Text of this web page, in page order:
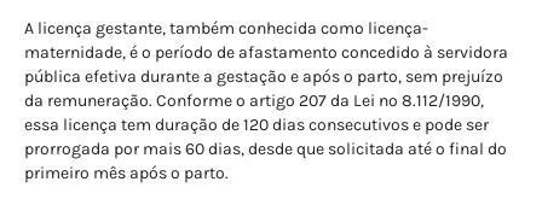
A licença gestante, também conhecida como licença-
maternidade, é o período de afastamento concedido à servidora
pública efetiva durante a gestação e após o parto, sem prejuízo
da remuneração. Conforme o artigo 207 da Lei nº 8.112/1990,
essa licença tem duração de 120 dias consecutivos e pode ser
prorrogada por mais 60 dias, desde que solicitada até o final do
primeiro mês após o parto.